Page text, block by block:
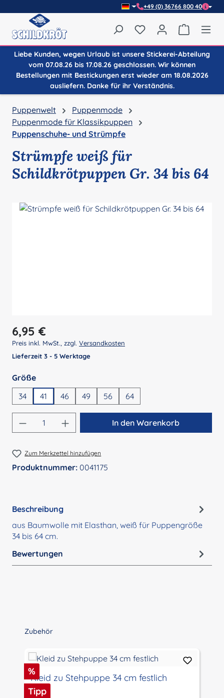
+49 (0) 36766 800 40
Du hast 0 Produkte
Liebe Kunden, wegen Urlaub ist unsere Stickerei-Abteilung
vom 07.08.26 bis 17.08.26 geschlossen. Wir können
Bestellungen mit Bestickungen erst wieder am 18.08.2026
ausliefern. Danke für ihr Verständnis.
Puppenwelt
Puppenmode
Puppenmode für Klassikpuppen
Puppenschuhe- und Strümpfe
Strümpfe weiß für
Schildkrötpuppen Gr. 34 bis 64
Regulärer Preis:
6,95 €
Preis inkl. MwSt., zzgl. Versandkosten
Lieferzeit 3 - 5 Werktage
Größeauswählen
34
41 46 49 56 64
Produkt Anzahl: Gib den gewünschten
In den Warenkorb
Zum Merkzettel hinzufügen
Produktnummer: 0041175
Beschreibung
aus Baumwolle mit Elasthan, weiß für Puppengröße
34 bis 64 cm.
Bewertungen
Produktgalerie überspringen
Zubehör
Rabatt
%
Tipp
Kleid zu Stehpuppe 34 cm festlich